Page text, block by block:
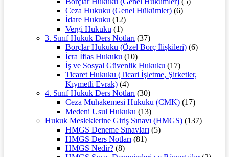
Ceza Hukuku (Genel Hükümler) (6)
İdare Hukuku (12)
Vergi Hukuku (1)
3. Sınıf Hukuk Ders Notları (37)
Borçlar Hukuku (Özel Borç İlişkileri) (6)
İcra İflas Hukuku (10)
İş ve Sosyal Güvenlik Hukuku (17)
Ticaret Hukuku (Ticari İşletme, Şirketler,
Kıymetli Evrak) (4)
4. Sınıf Hukuk Ders Notları (30)
Ceza Muhakemesi Hukuku (CMK) (17)
Medeni Usul Hukuku (13)
Hukuk Mesleklerine Giriş Sınavı (HMGS) (137)
HMGS Deneme Sınavları (5)
HMGS Ders Notları (81)
HMGS Nedir? (8)